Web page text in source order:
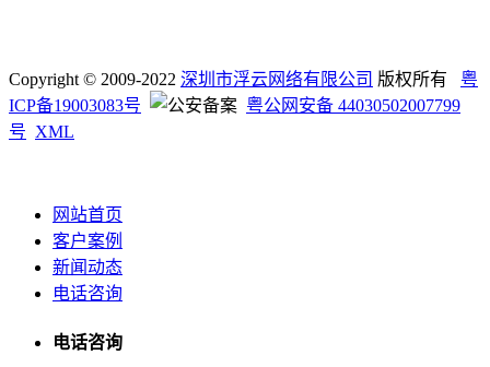
Copyright © 2009-2022 深圳市浮云网络有限公司 版权所有
粤
ICP备19003083号
粤公网安备 44030502007799
号 XML
网站首页
客户案例
新闻动态
电话咨询
电话咨询